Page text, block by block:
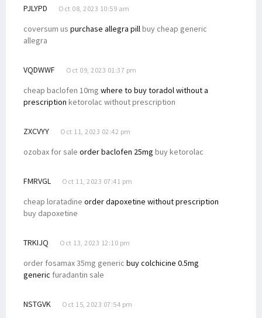
PJLYPD Oct 08, 2023 10:59 am
coversum us purchase allegra pillbuy cheap generic
allegra
VQDWWF Oct 09, 2023 01:37 pm
cheap baclofen 10mg where to buy toradol without a
prescription ketorolac without prescription
ZXCVYY Oct 11, 2023 02:42 pm
ozobax for sale order baclofen 25mg buy ketorolac
FMRVGL Oct 11, 2023 07:41 pm
cheap loratadine order dapoxetine without prescription
buy dapoxetine
TRKIJQ Oct 13, 2023 12:10 pm
order fosamax 35mg generic buy colchicine 0.5mg
generic furadantin sale
NSTGVK Oct 15, 2023 07:54 pm